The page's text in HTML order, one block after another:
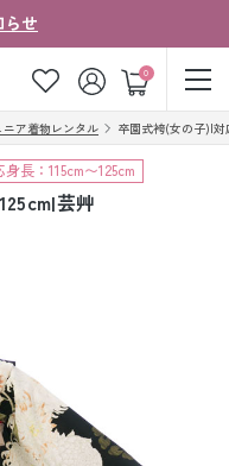
せ
0
カート
注文の流れ
・グループの
様はこちら
ニア着物レンタル 卒園式袴(女の子)|対
身長：115cm〜125cm
芸艸